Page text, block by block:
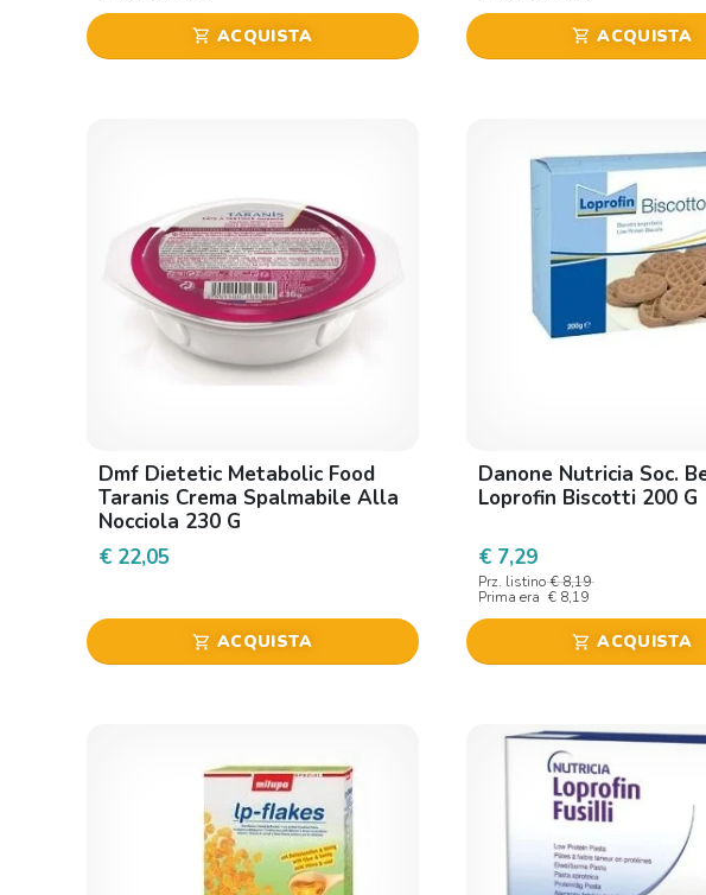
shopping_cart ACQUISTA shopping_cart ACQUISTA
Dmf Dietetic Metabolic Food
Taranis Crema Spalmabile Alla
Nocciola 230 G
€ 22,05
shopping_cart ACQUISTA
Danone Nutricia Soc.
Loprofin Biscotti 200 G
€ 7,29
Prz. listino € 8,19
Prima era € 8,19
shopping_cart ACQUISTA